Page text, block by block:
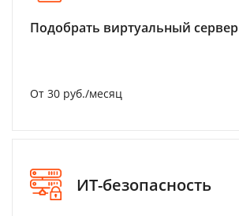
Подобрать виртуальный сервер
От 30 руб./месяц
ИТ-безопасность